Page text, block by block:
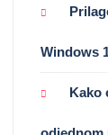
Windows
Kako